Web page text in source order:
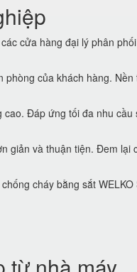
cửa hàng đại lý phân
của khách hàng. Nền
cao. Đáp ứng tối đa nhu cầu
giản và thuận tiện. Đem lại
cháy bằng sắt WELKO